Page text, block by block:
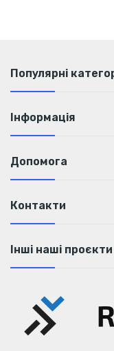
Популярні
Інформація
Допомога
Контакти
Інші наші проєкти